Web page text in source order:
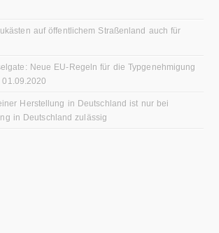
auf öffentlichem Straßenland auch für
Neue EU-Regeln für die Typgenehmigung
Herstellung in Deutschland ist nur bei
in Deutschland zulässig